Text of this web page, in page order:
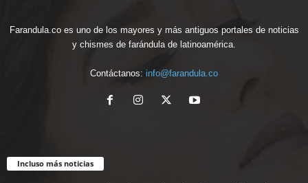
Farandula.co es uno de los mayores y más antiguos portales de noticias
y chismes de farándula de latinoamérica.
Contáctanos: info@farandula.co
Incluso más noticias